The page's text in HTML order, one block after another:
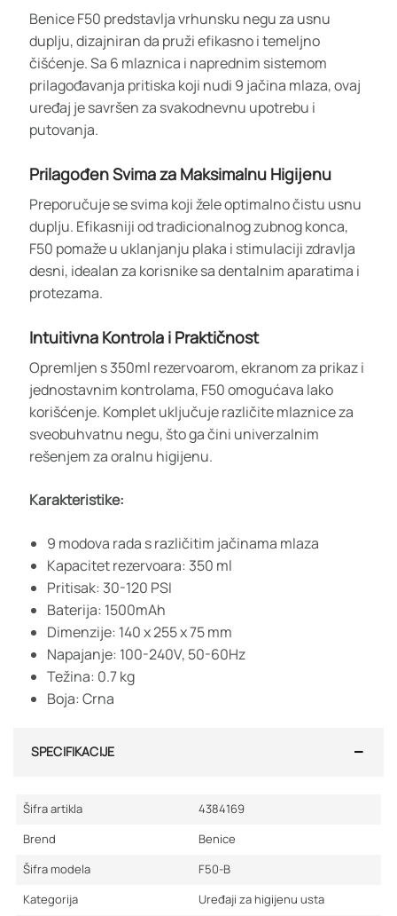
Benice F50 predstavlja vrhunsku negu za usnu
duplju, dizajniran da pruži efikasno i temeljno
čišćenje. Sa 6 mlaznica i naprednim sistemom
prilagođavanja pritiska koji nudi 9 jačina mlaza, ovaj
uređaj je savršen za svakodnevnu upotrebu i
putovanja.
Prilagođen Svima za Maksimalnu Higijenu
Preporučuje se svima koji žele optimalno čistu usnu
duplju. Efikasniji od tradicionalnog zubnog konca,
F50 pomaže u uklanjanju plaka i stimulaciji zdravlja
desni, idealan za korisnike sa dentalnim aparatima i
protezama.
Intuitivna Kontrola i Praktičnost
Opremljen s 350ml rezervoarom, ekranom za prikaz i
jednostavnim kontrolama, F50 omogućava lako
korišćenje. Komplet uključuje različite mlaznice za
sveobuhvatnu negu, što ga čini univerzalnim
rešenjem za oralnu higijenu.
Karakteristike:
9 modova rada s različitim jačinama mlaza
Kapacitet rezervoara: 350 ml
Pritisak: 30-120 PSI
Baterija: 1500mAh
Dimenzije: 140 x 255 x 75 mm
Napajanje: 100-240V, 50-60Hz
Težina: 0.7 kg
Boja: Crna
SPECIFIKACIJE
Šifra artikla
4384169
Brend
Benice
Šifra modela
F50-B
Kategorija
Uređaji za higijenu usta